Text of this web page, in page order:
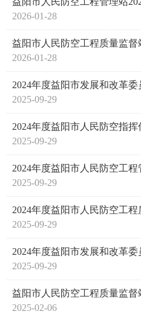
2026-01-28
益阳市人民防空工程质量监督
2026-01-28
2024年度益阳市发展和改革
2025-09-29
2024年度益阳市人民防空指
2025-09-29
2024年度益阳市人民防空工
2025-09-29
2024年度益阳市人民防空工
2025-09-29
2024年度益阳市发展和改革
2025-09-29
益阳市人民防空工程质量监督
2025-02-06